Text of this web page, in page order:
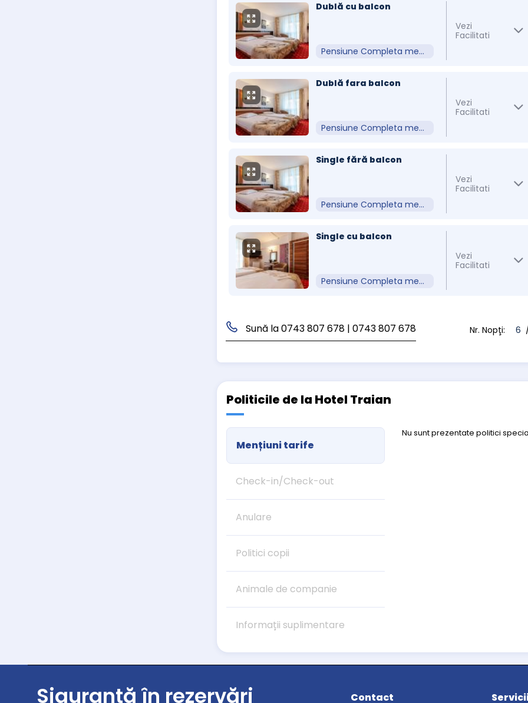
Dublă cu balcon
Pensiune Completa meniu Fix
Vezi
Facilitati
Dublă fara balcon
Pensiune Completa meniu Fix
Vezi
Facilitati
Single fără balcon
Pensiune Completa meniu Fix
Vezi
Facilitati
Single cu balcon
Pensiune Completa meniu Fix
Vezi
Facilitati
Sună la 0743 807 678 | 0743 807 678 Nr. Nopţi: 6
Politicile de la Hotel Traian
Mențiuni tarife
Check-in/Check-out
Anulare
Politici copii
Animale de companie
Informații suplimentare
Nu sunt prezentate politici
Siguranță în rezervări Contact